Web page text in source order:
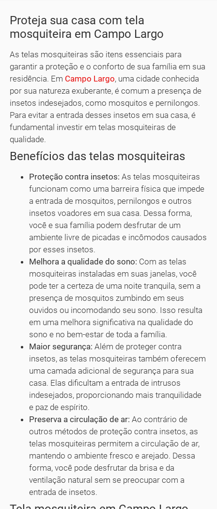
Proteja sua casa com tela
mosquiteira em Campo Largo
As telas mosquiteiras são itens essenciais para
garantir a proteção e o conforto de sua família em sua
residência. Em Campo Largo, uma cidade conhecida
por sua natureza exuberante, é comum a presença de
insetos indesejados, como mosquitos e pernilongos.
Para evitar a entrada desses insetos em sua casa, é
fundamental investir em telas mosquiteiras de
qualidade.
Benefícios das telas mosquiteiras
Proteção contra insetos: As telas mosquiteiras
funcionam como uma barreira física que impede
a entrada de mosquitos, pernilongos e outros
insetos voadores em sua casa. Dessa forma,
você e sua família podem desfrutar de um
ambiente livre de picadas e incômodos causados
por esses insetos.
Melhora a qualidade do sono: Com as telas
mosquiteiras instaladas em suas janelas, você
pode ter a certeza de uma noite tranquila, sem a
presença de mosquitos zumbindo em seus
ouvidos ou incomodando seu sono. Isso resulta
em uma melhora significativa na qualidade do
sono e no bem-estar de toda a família.
Maior segurança: Além de proteger contra
insetos, as telas mosquiteiras também oferecem
uma camada adicional de segurança para sua
casa. Elas dificultam a entrada de intrusos
indesejados, proporcionando mais tranquilidade
e paz de espírito.
Preserva a circulação de ar: Ao contrário de
outros métodos de proteção contra insetos, as
telas mosquiteiras permitem a circulação de ar,
mantendo o ambiente fresco e arejado. Dessa
forma, você pode desfrutar da brisa e da
ventilação natural sem se preocupar com a
entrada de insetos.